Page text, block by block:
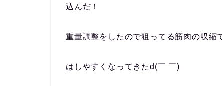
込んだ！
重量調整をしたので狙ってる筋肉の収縮
はしやすくなってきたd(￣ ￣)